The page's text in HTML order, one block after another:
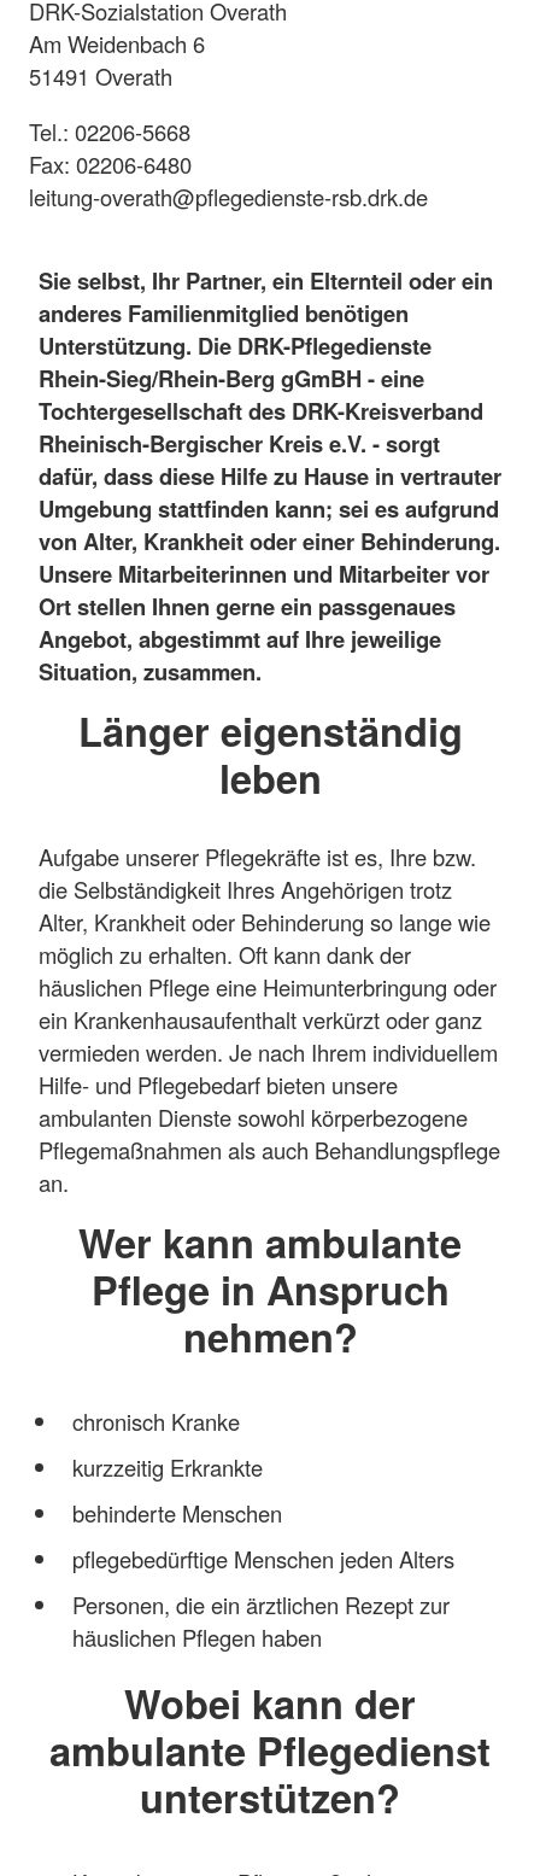
DRK-Sozialstation Overath
Am Weidenbach 6
51491 Overath
Tel.: 02206-5668
Fax: 02206-6480
leitung-overath@pflegedienste-rsb.drk.de
Sie selbst, Ihr Partner, ein Elternteil oder ein
anderes Familienmitglied benötigen
Unterstützung. Die DRK-Pflegedienste
Rhein-Sieg/Rhein-Berg gGmBH - eine
Tochtergesellschaft des DRK-Kreisverband
Rheinisch-Bergischer Kreis e.V. - sorgt
dafür, dass diese Hilfe zu Hause in vertrauter
Umgebung stattfinden kann; sei es aufgrund
von Alter, Krankheit oder einer Behinderung.
Unsere Mitarbeiterinnen und Mitarbeiter vor
Ort stellen Ihnen gerne ein passgenaues
Angebot, abgestimmt auf Ihre jeweilige
Situation, zusammen.
Länger eigenständig
leben
Aufgabe unserer Pflegekräfte ist es, Ihre bzw.
die Selbständigkeit Ihres Angehörigen trotz
Alter, Krankheit oder Behinderung so lange wie
möglich zu erhalten. Oft kann dank der
häuslichen Pflege eine Heimunterbringung oder
ein Krankenhausaufenthalt verkürzt oder ganz
vermieden werden. Je nach Ihrem individuellem
Hilfe- und Pflegebedarf bieten unsere
ambulanten Dienste sowohl körperbezogene
Pflegemaßnahmen als auch Behandlungspflege
an.
Wer kann ambulante
Pflege in Anspruch
nehmen?
chronisch Kranke
kurzzeitig Erkrankte
behinderte Menschen
pflegebedürftige Menschen jeden Alters
Personen, die ein ärztlichen Rezept zur
häuslichen Pflegen haben
Wobei kann der
ambulante Pflegedienst
unterstützen?